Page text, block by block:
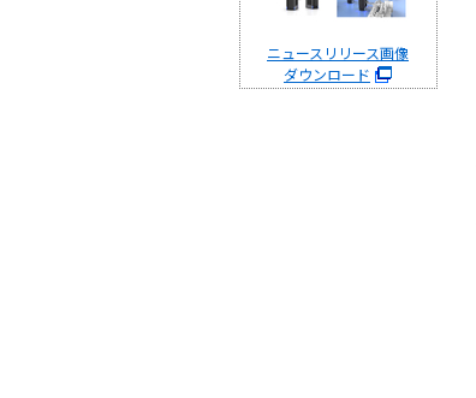
ニュースリリース画像
ダウンロード